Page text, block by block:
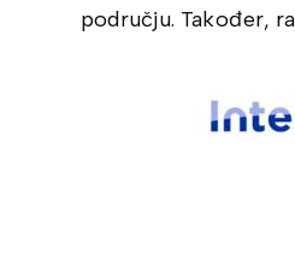
području. Također,